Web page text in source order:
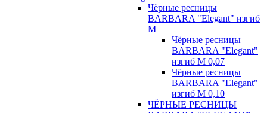
Чёрные ресницы
BARBARA "Elegant" изгиб
М
Чёрные ресницы
BARBARA "Elegant"
изгиб М 0,07
Чёрные ресницы
BARBARA "Elegant"
изгиб М 0,10
ЧЁРНЫЕ РЕСНИЦЫ